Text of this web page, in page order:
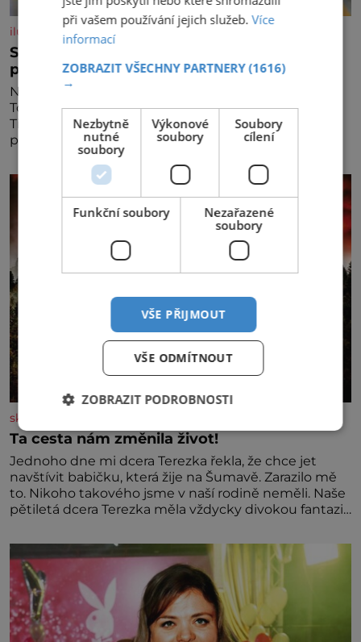
iluxus.cz
Stojí v čele značky s historií. Teď ji musím
připravit na dalších třicet let
Na první pohled by třicáté výročí mohlo být pro
Topnatur hlavně důvodem k oslavám. Lucie
Ticháčková ho ale vnímá jinak, jako závazek i
příležitost rozhodnout, jak má rodinná značka
vypadat v dalších l
skutecnepribehy.cz
Ta cesta nám změnila život!
Jednoho dne mi dcera Terezka řekla, že chce jet
navštívit babičku, která žije na Šumavě. Zarazilo mě
to. Nikoho takového jsme v naší rodině neměli. Naše
pětiletá dcera Terezka měla vždycky divokou fantazii.
mi říkala, že se jí zdálo o jednorožcích, krásných
princeznách, statečných rytířích a létajících dracích.
při vašem používání jejich služeb.Více
informací
ZOBRAZIT VŠECHNY PARTNERY(1616)
→
Nezbytně
nutné
soubory
Výkonové
soubory
Soubory
cílení
Funkční soubory
Nezařazené
soubory
VŠE PŘIJMOUT
VŠE ODMÍTNOUT
ZOBRAZIT PODROBNOSTI